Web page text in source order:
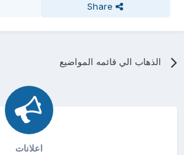
Share
الذهاب الي قائمه المواضيع
اعلانات